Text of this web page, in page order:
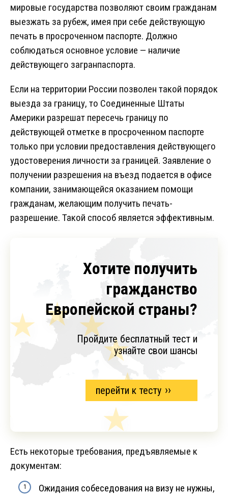
мировые государства позволяют своим гражданам
выезжать за рубеж, имея при себе действующую
печать в просроченном паспорте. Должно
соблюдаться основное условие — наличие
действующего загранпаспорта.
Если на территории России позволен такой порядок
выезда за границу, то Соединенные Штаты
Америки разрешат пересечь границу по
действующей отметке в просроченном паспорте
только при условии предоставления действующего
удостоверения личности за границей. Заявление о
получении разрешения на въезд подается в офисе
компании, занимающейся оказанием помощи
гражданам, желающим получить печать-
разрешение. Такой способ является эффективным.
Хотите получить
гражданство
Европейской страны?
Пройдите бесплатный тест и
узнайте свои шансы
перейти к тесту
Есть некоторые требования, предъявляемые к
документам:
Ожидания собеседования на визу не нужны,